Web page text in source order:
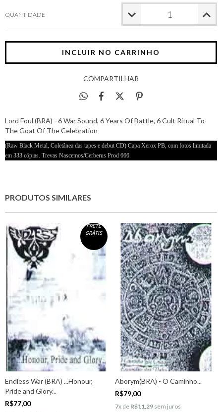
QUANTIDADE
COMPARTILHAR
Lord Foul (BRA) - 6 War Sound, 6 Years Of Battle, 6 Cult Ritual To
The Goat Of The Celebration
(Raw Black Metal, Coletânea das tapes e debut CD) Capa Xerox PB, com fotos limitada
em 333 cópias. Trevas Nascemos/Cerberus Prod 666.
PRODUTOS SIMILARES
FRETE
GRÁTIS
Endless War (BRA) ...Honour,
Pride and Glory...
R$77,00
Aborym(BRA) - O Caminho...
R$79,00
7x de R$11,29sem juros